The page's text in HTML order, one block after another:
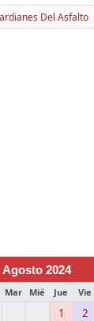
Del Asfalto
Agosto 2024
Mar Mié Jue Vie
1 2